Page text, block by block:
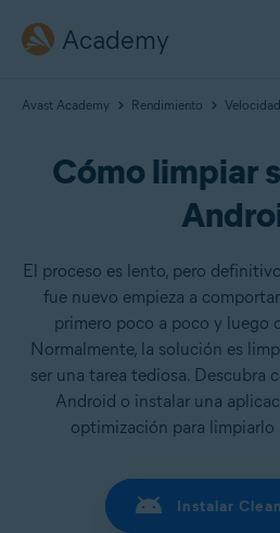
Academy
Avast Academy Rendimiento Velocidad
Cómo limpiar
El proceso es lento, pero
fue nuevo empieza a
primero poco a poco y luego
Normalmente, la solución es
ser una tarea tediosa. Descubra
Android o instalar una
optimización para
Instalar